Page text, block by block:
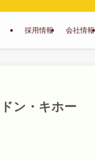
採用情報 会社情報
ン・キホー